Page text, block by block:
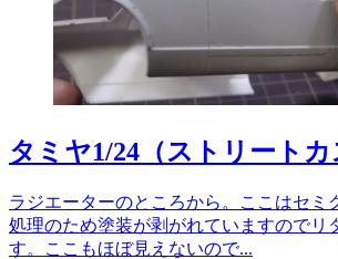
タミヤ1/24（ストリート
ラジエーターのところから。ここはセミ
処理のため塗装が剥がれていますのでリ
す。ここもほぼ見えないので...